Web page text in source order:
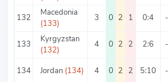
132
Macedonia
(133)
3 0 2 1 0:4
133
Kyrgyzstan
(132)
4 0 2 2 2:6
134 Jordan (134) 4 0 2 2 5:10